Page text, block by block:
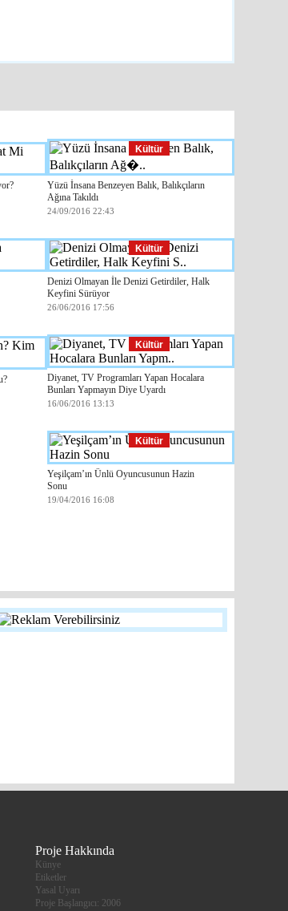
Kültür
Yüzü İnsana Benzeyen Balık, Balıkçıların
Ağına Takıldı
24/09/2016 22:43
Kültür
Denizi Olmayan İle Denizi Getirdiler, Halk
Keyfini Sürüyor
26/06/2016 17:56
Kültür
Diyanet, TV Programları Yapan Hocalara
Bunları Yapmayın Diye Uyardı
16/06/2016 13:13
Kültür
Yeşilçam’ın Ünlü Oyuncusunun Hazin
Sonu
19/04/2016 16:08
Proje Hakkında
Künye
Etiketler
Yasal Uyarı
Proje Başlangıcı: 2006